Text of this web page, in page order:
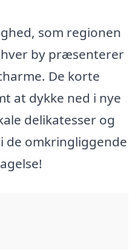
som regionen
by præsenterer
De korte
at dykke ned i nye
delikatesser og
de omkringliggende